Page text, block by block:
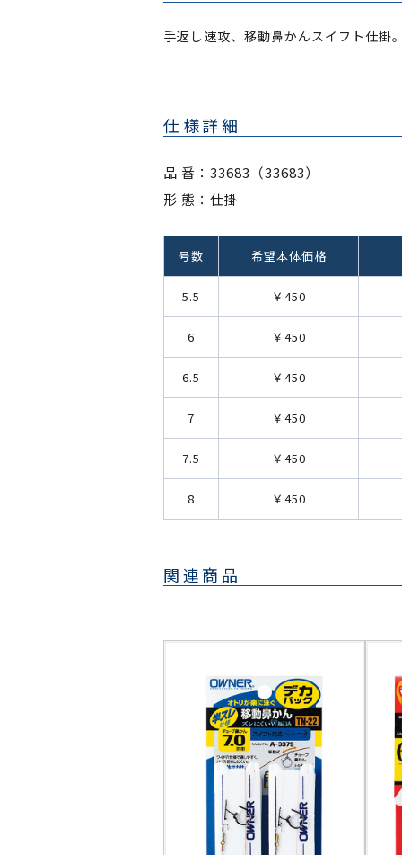
手返し速攻、移動鼻かんスイフト仕掛
仕様詳細
品 番：33683（33683）
形 態：仕掛
号数 希望本体価格
5.5 ￥450
6 ￥450
6.5 ￥450
7 ￥450
7.5 ￥450
8 ￥450
関連商品